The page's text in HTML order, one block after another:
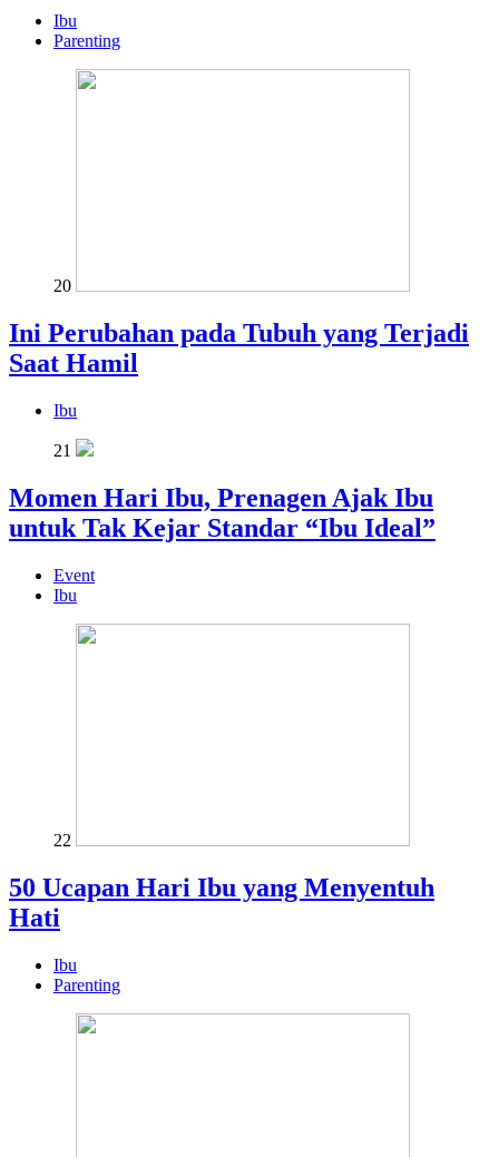
Ibu
Parenting
20
Ini Perubahan pada Tubuh yang Terjadi
Saat Hamil
Ibu
21
Momen Hari Ibu, Prenagen Ajak Ibu
untuk Tak Kejar Standar “Ibu Ideal”
Event
Ibu
22
50 Ucapan Hari Ibu yang Menyentuh
Hati
Ibu
Parenting